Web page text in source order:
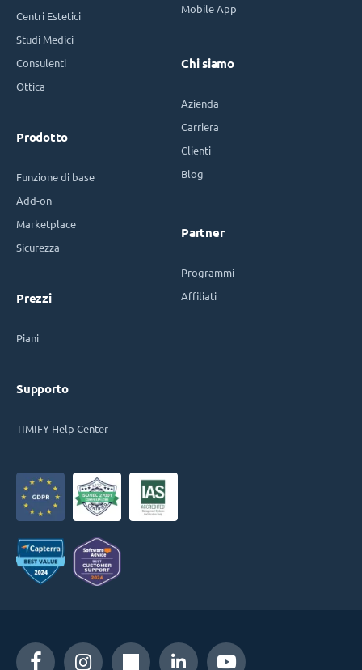
Centri Estetici
Studi Medici
Consulenti
Ottica
Prodotto
Funzione di base
Add-on
Marketplace
Sicurezza
Prezzi
Piani
Supporto
TIMIFY Help Center
Mobile App
Chi siamo
Azienda
Carriera
Clienti
Blog
Partner
Programmi
Affiliati